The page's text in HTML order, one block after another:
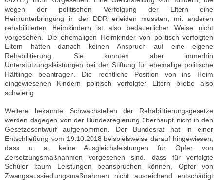
wegen der politischen Verfolgung der Eltern eine
Heimunterbringung in der DDR erleiden mussten, mit anderen
rehabilitierten Heimkindern ist also bedauerlicher Weise nicht
vorgesehen. Die ehemaligen Heimkinder von politisch verfolgten
Eltern hätten danach keinen Anspruch auf eine eigene
Rehabilitierung. Sie könnten aber immerhin
Unterstützungsleistungen bei der Stiftung für ehemalige politische
Häftlinge beantragen. Die rechtliche Position von ins Heim
eingewiesenen Kindern politisch verfolgter Eltern bliebe also
schwierig.
Weitere bekannte Schwachstellen der Rehabilitierungsgesetze
werden dagegen von der Bundesregierung überhaupt nicht in den
Gesetzesentwurf aufgenommen. Der Bundesrat hat in einer
Entschließung vom 19.10.2018 beispielsweise darauf hingewiesen,
dass u. a. keine Ausgleichsleistungen für Opfer von
Zersetzungsmaßnahmen vorgesehen sind, dass für verfolgte
Schüler kaum Leistungen beanspruchen können, Opfer von
Zwangsaussiedlungsmaßnahmen nicht ausreichend entschädigt